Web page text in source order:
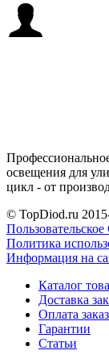
освещения для
цикл - от
© TopDiod.ru
Политика
Информация на
Каталог
Доставка
Оплата
Гарантии
Статьи